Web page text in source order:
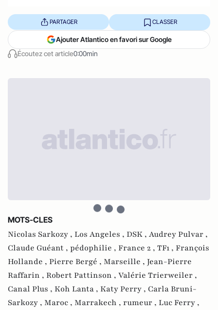
Écoutez cet article0:00min
PARTAGER CLASSER
Ajouter Atlantico en favori sur Google
MOTS-CLES
Nicolas Sarkozy , Los Angeles , DSK , Audrey Pulvar ,
Claude Guéant , pédophilie , France 2 , TF1 , François
Hollande , Pierre Bergé , Marseille , Jean-Pierre
Raffarin , Robert Pattinson , Valérie Trierweiler ,
Canal Plus , Koh Lanta , Katy Perry , Carla Bruni-
Sarkozy , Maroc , Marrakech , rumeur , Luc Ferry ,